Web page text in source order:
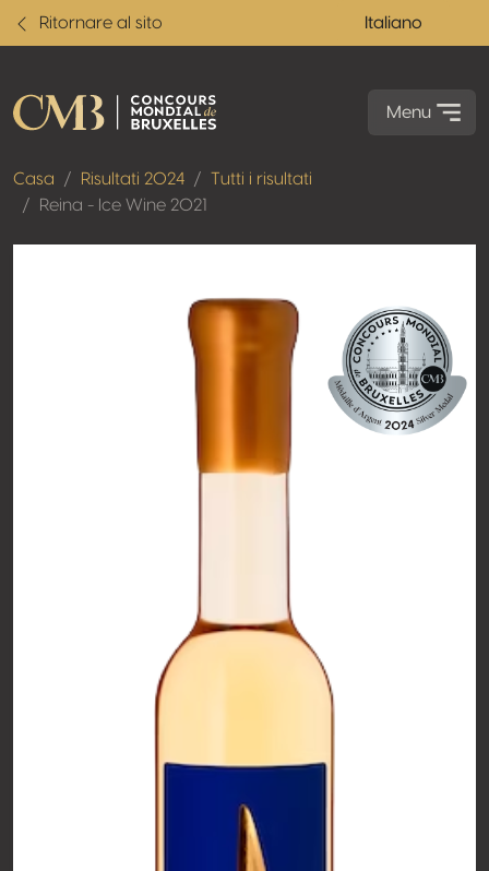
Ritornare al sito Italiano
Menu
Casa Risultati 2024
Tutti i risultati
Reina - Ice Wine 2021